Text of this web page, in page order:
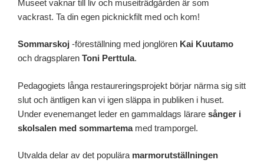
Museet vaknar till liv och museiträdgården är som
vackrast. Ta din egen picknickfilt med och kom!
Sommarskoj -föreställning med jonglören Kai Kuutamo
och dragsplaren Toni Perttula.
Pedagogiets långa restaureringsprojekt börjar närma sig sitt
slut och äntligen kan vi igen släppa in publiken i huset.
Under evenemanget leder en gammaldags lärare sånger i
skolsalen med sommartema med tramporgel.
Utvalda delar av det populära marmorutställningen